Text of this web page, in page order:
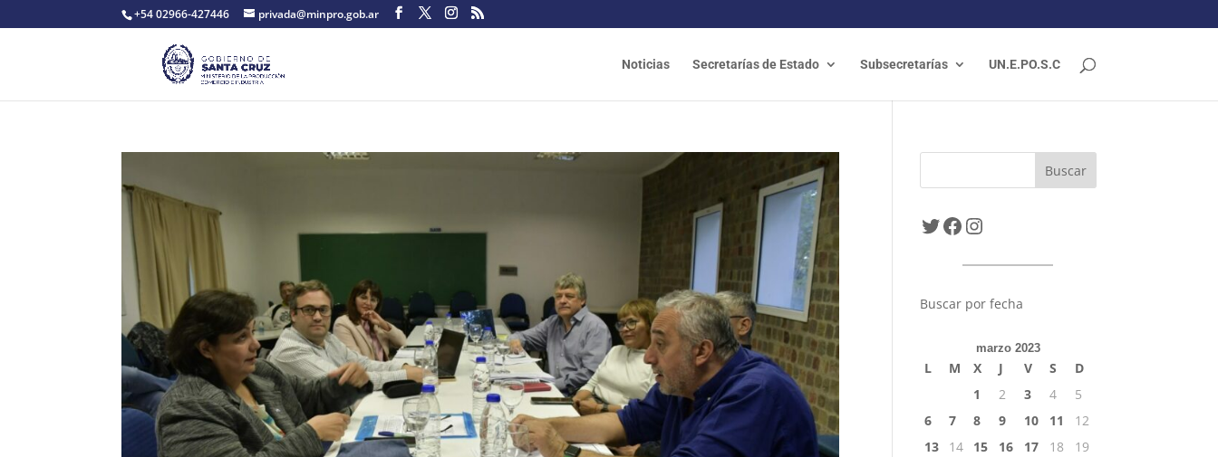
+54 02966-427446 privada@minpro.gob.ar
Noticias Secretarías de Estado Subsecretarías UN.E.PO.S.C
Twitter
Facebook
Instagram
Buscar por fecha
marzo 2023
L M X J V S
D
1
2 3 4
5
6
7 8 9 10 11
12
13
14 15 16 17 18
19